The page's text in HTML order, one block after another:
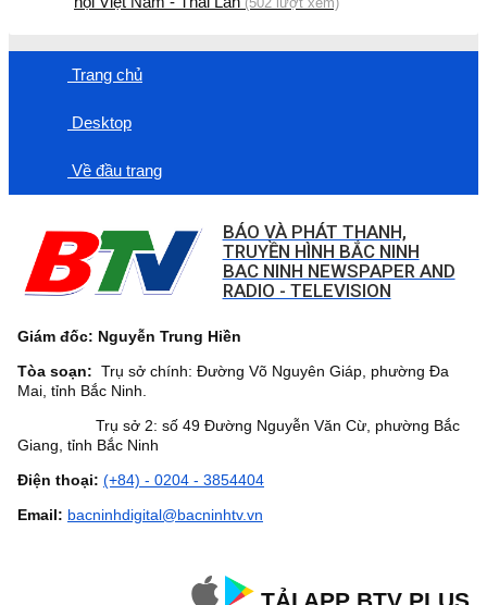
Trang chủ
Desktop
Về đầu trang
BÁO VÀ PHÁT THANH,
TRUYỀN HÌNH BẮC NINH
BAC NINH NEWSPAPER AND
RADIO - TELEVISION
Giám đốc: Nguyễn Trung Hiền
Tòa soạn: Trụ sở chính: Đường Võ Nguyên Giáp, phường Đa
Mai, tỉnh Bắc Ninh.
Trụ sở 2: số 49 Đường Nguyễn Văn Cừ, phường Bắc
Giang, tỉnh Bắc Ninh
Điện thoại: (+84) - 0204 - 3854404
Email: bacninhdigital@bacninhtv.vn